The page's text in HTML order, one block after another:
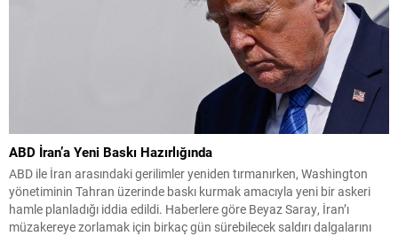
ABD İran’a Yeni Baskı Hazırlığında
ABD ile İran arasındaki gerilimler yeniden tırmanırken, Washington
yönetiminin Tahran üzerinde baskı kurmak amacıyla yeni bir askeri
hamle planladığı iddia edildi. Haberlere göre Beyaz Saray, İran’ı
müzakereye zorlamak için birkaç gün sürebilecek saldırı dalgalarını